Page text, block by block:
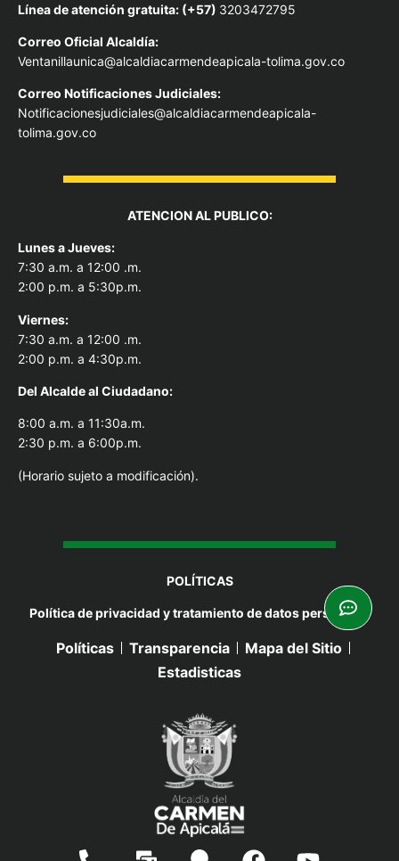
Línea de atención gratuita: (+57) 3203472795
Correo Oficial Alcaldía:
Ventanillaunica@alcaldiacarmendeapicala-tolima.gov.co
Correo Notificaciones Judiciales:
Notificacionesjudiciales@alcaldiacarmendeapicala-
tolima.gov.co
ATENCION AL PUBLICO:
Lunes a Jueves:
7:30 a.m. a 12:00 .m.
2:00 p.m. a 5:30p.m.
Viernes:
7:30 a.m. a 12:00 .m.
2:00 p.m. a 4:30p.m.
Del Alcalde al Ciudadano:
8:00 a.m. a 11:30a.m.
2:30 p.m. a 6:00p.m.
(Horario sujeto a modificación).
POLÍTICAS
Política de privacidad y tratamiento de datos personales
Políticas Transparencia
Mapa del Sitio
Estadisticas